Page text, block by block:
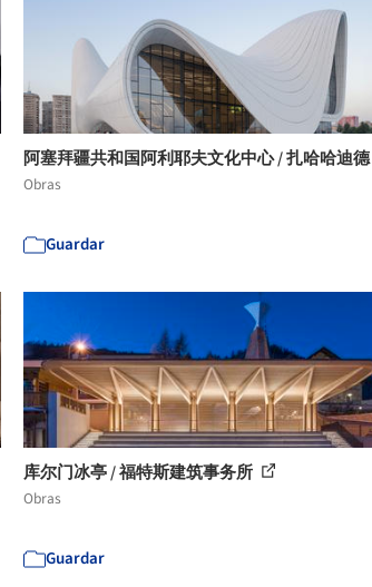
阿塞拜疆共和国阿利耶夫文化中心 / 扎哈哈迪德
Obras
Guardar
库尔门冰亭 / 福特斯建筑事务所
Obras
Guardar